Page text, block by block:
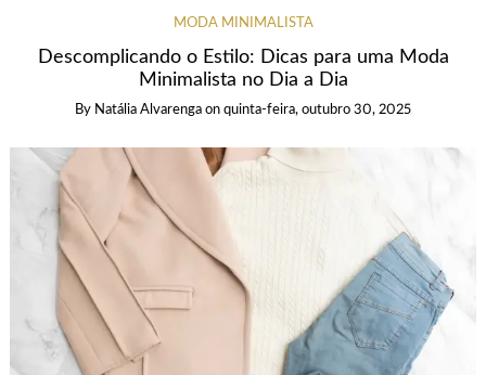
MODA MINIMALISTA
Descomplicando o Estilo: Dicas para uma Moda
Minimalista no Dia a Dia
By Natália Alvarenga on quinta-feira, outubro 30, 2025